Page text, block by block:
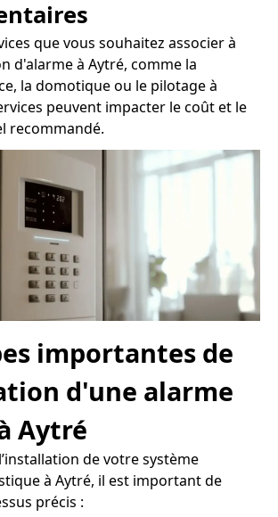
que vous souhaitez associer à
d'alarme à Aytré, comme la
la domotique ou le pilotage à
peuvent impacter le coût et le
recommandé.
importantes de
d'une alarme
Aytré
de votre système
à Aytré, il est important de
précis :